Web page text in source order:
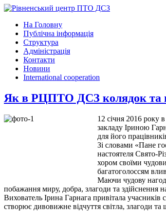
На Головну
Публічна інформація
Структура
Адміністрація
Контакти
Новини
International cooperation
Як в РЦПТО ДСЗ колядок та
12 січня 2016 року
закладу Іриною
для його
Зі словами «Пане
настоятеля Свято-
хором своїми
багатоголоссям
Маючи чудову
побажання миру, добра, злагоди та здійснення
Вихователь Ірина Гарнага привітала
створює дивовижне відчуття світла, злагоди